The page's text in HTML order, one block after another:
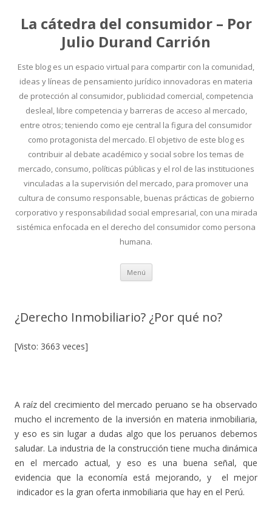
La cátedra del consumidor – Por
Julio Durand Carrión
Este blog es un espacio virtual para compartir con la comunidad,
ideas y líneas de pensamiento jurídico innovadoras en materia
de protección al consumidor, publicidad comercial, competencia
desleal, libre competencia y barreras de acceso al mercado,
entre otros; teniendo como eje central la figura del consumidor
como protagonista del mercado. El objetivo de este blog es
contribuir al debate académico y social sobre los temas de
mercado, consumo, políticas públicas y el rol de las instituciones
vinculadas a la supervisión del mercado, para promover una
cultura de consumo responsable, buenas prácticas de gobierno
corporativo y responsabilidad social empresarial, con una mirada
sistémica enfocada en el derecho del consumidor como persona
humana.
Menú Ir
contenido
¿Derecho Inmobiliario? ¿Por qué no?
[Visto: 3663 veces]
A raíz del crecimiento del mercado peruano se ha observado
mucho el incremento de la inversión en materia inmobiliaria,
y eso es sin lugar a dudas algo que los peruanos debemos
saludar. La industria de la construcción tiene mucha dinámica
en el mercado actual, y eso es una buena señal, que
evidencia que la economía está mejorando, y el mejor
indicador es la gran oferta inmobiliaria que hay en el Perú.